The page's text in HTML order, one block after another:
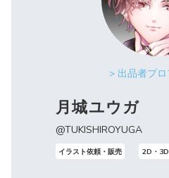
> 出品者プ
月城ユウガ
@TUKISHIROYUGA
イラスト依頼・販売 2D・